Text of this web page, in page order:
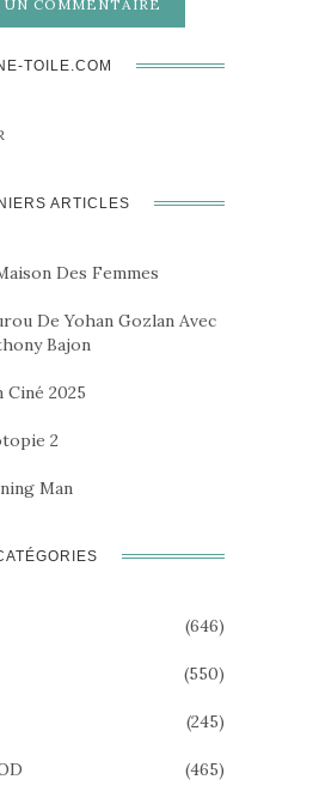
TOILE.COM
ARTICLES
Des Femmes
De Yohan Gozlan Avec
Bajon
Ciné 2025
2
Man
(646)
(550)
(245)
(465)